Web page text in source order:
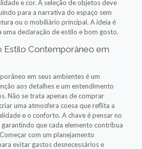
e cor. A seleção de objetos deve
para a narrativa do espaço sem
ou o mobiliário principal. A ideia é
uma declaração de estilo e bom gosto.
Estilo Contemporâneo em
em seus ambientes é um
aos detalhes e um entendimento
Não se trata apenas de comprar
uma atmosfera coesa que reflita a
e o conforto. A chave é pensar no
que cada elemento contribua
com um planejamento
evitar gastos desnecessários e